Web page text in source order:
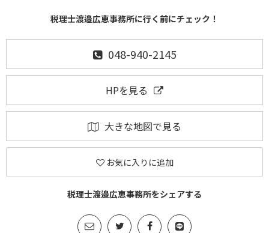
税理士渡邉広恵事務所に行く前にチェック！
048-940-2145
HPを見る
大きな地図で見る
お気に入りに追加
税理士渡邉広恵事務所をシェアする